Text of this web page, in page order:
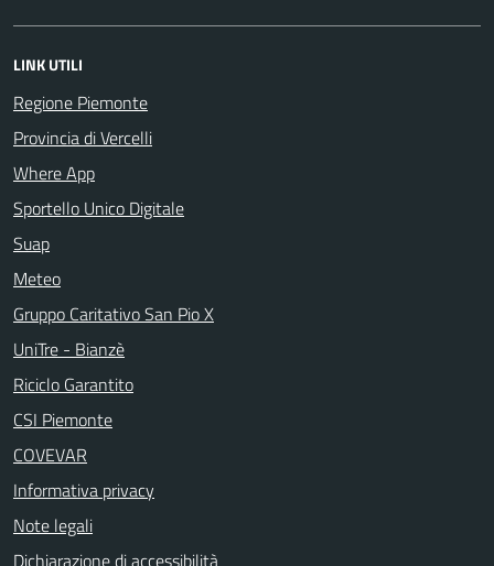
LINK UTILI
Regione Piemonte
Provincia di Vercelli
Where App
Sportello Unico Digitale
Suap
Meteo
Gruppo Caritativo San Pio X
UniTre - Bianzè
Riciclo Garantito
CSI Piemonte
COVEVAR
Informativa privacy
Note legali
Dichiarazione di accessibilità